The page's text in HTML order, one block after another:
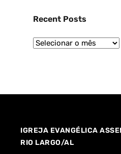
Recent Posts
IGREJA EVANGÉLICA
RIO LARGO/AL